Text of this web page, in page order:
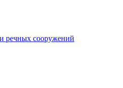
речных сооружений